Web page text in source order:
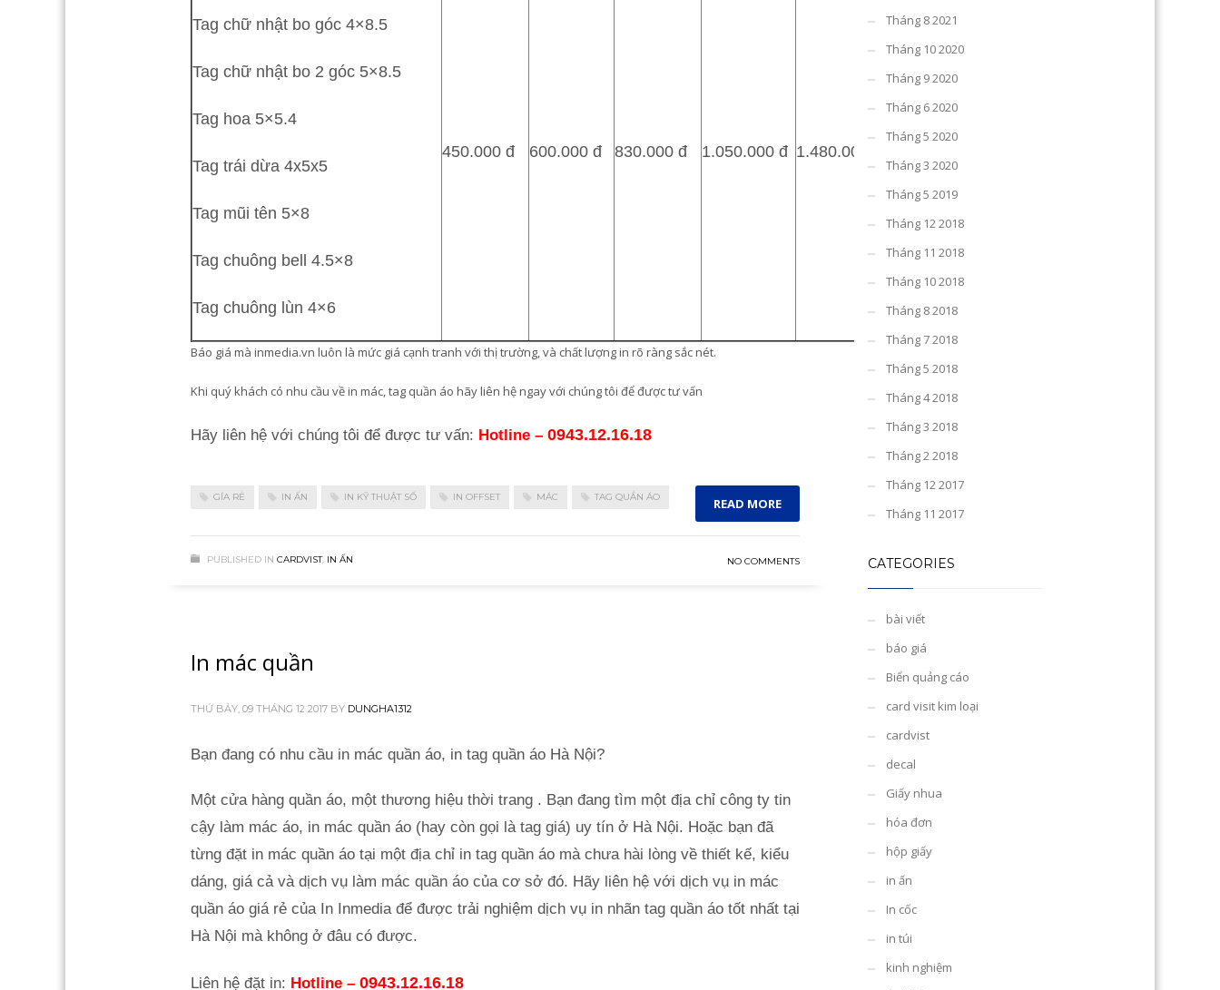
Tag chữ nhật bo góc 4×8.5
Tag chữ nhật bo 2 góc 5×8.5
Tag hoa 5×5.4
Tag trái dừa 4x5x5
Tag mũi tên 5×8
Tag chuông bell 4.5×8
Tag chuông lùn 4×6
450.000 đ 600.000 đ 830.000 đ 1.050.000 đ 1.480.000 đ
Báo giá mà inmedia.vn luôn là mức giá cạnh tranh với thị trường, và chất lượng in rõ ràng sắc nét.
Khi quý khách có nhu cầu về in mác, tag quần áo hãy liên hệ ngay với chúng tôi để được tư vấn
Hãy liên hệ với chúng tôi để được tư vấn: Hotline – 0943.12.16.18
GÍA RẺ IN ẤN IN KỸ THUẬT SỐ IN OFFSET MÁC TAG QUẦN ÁO READ MORE
PUBLISHED IN CARDVIST, IN ẤN NO COMMENTS
In mác quần
THỨ BẢY, 09 THÁNG 12 2017 BY DUNGHA1312
Bạn đang có nhu cầu in mác quần áo, in tag quần áo Hà Nội?
Một cửa hàng quần áo, một thương hiệu thời trang . Bạn đang tìm một địa chỉ công ty tin
cậy làm mác áo, in mác quần áo (hay còn gọi là tag giá) uy tín ở Hà Nội. Hoặc bạn đã
từng đặt in mác quần áo tại một địa chỉ in tag quần áo mà chưa hài lòng về thiết kế, kiểu
dáng, giá cả và dịch vụ làm mác quần áo của cơ sở đó. Hãy liên hệ với dịch vụ in mác
quần áo giá rẻ của In Inmedia để được trải nghiệm dịch vụ in nhãn tag quần áo tốt nhất tại
Hà Nội mà không ở đâu có được.
Liên hệ đặt in: Hotline – 0943.12.16.18
Tháng 8 2021
Tháng 10 2020
Tháng 9 2020
Tháng 6 2020
Tháng 5 2020
Tháng 3 2020
Tháng 5 2019
Tháng 12 2018
Tháng 11 2018
Tháng 10 2018
Tháng 8 2018
Tháng 7 2018
Tháng 5 2018
Tháng 4 2018
Tháng 3 2018
Tháng 2 2018
Tháng 12 2017
Tháng 11 2017
CATEGORIES
bài viết
báo giá
Biển quảng cáo
card visit kim loại
cardvist
decal
Giấy nhua
hóa đơn
hộp giấy
in ấn
In cốc
in túi
kinh nghiệm